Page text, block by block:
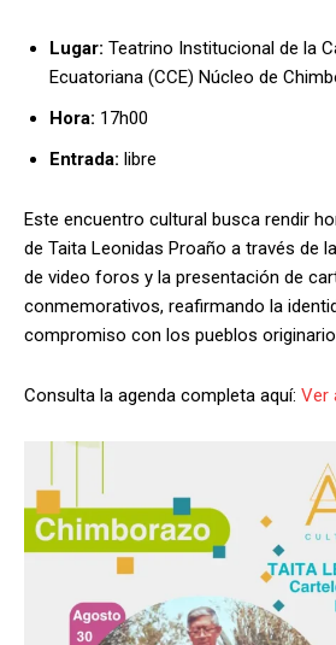
Lugar: Teatrino Institucional de la
Ecuatoriana (CCE) Núcleo de
Hora: 17h00
Entrada: libre
Este encuentro cultural busca rendir
de Taita Leonidas Proaño a través de
de video foros y la presentación de
conmemorativos, reafirmando la
compromiso con los pueblos
Consulta la agenda completa aquí: Ver